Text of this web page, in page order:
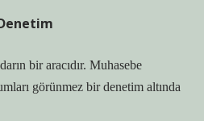
bir aracıdır. Muhasebe
görünmez bir denetim altında